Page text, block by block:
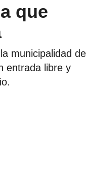
que
municipalidad de
entrada libre y